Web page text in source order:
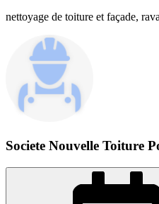
nettoyage de toiture et façade,
Societe Nouvelle Toiture